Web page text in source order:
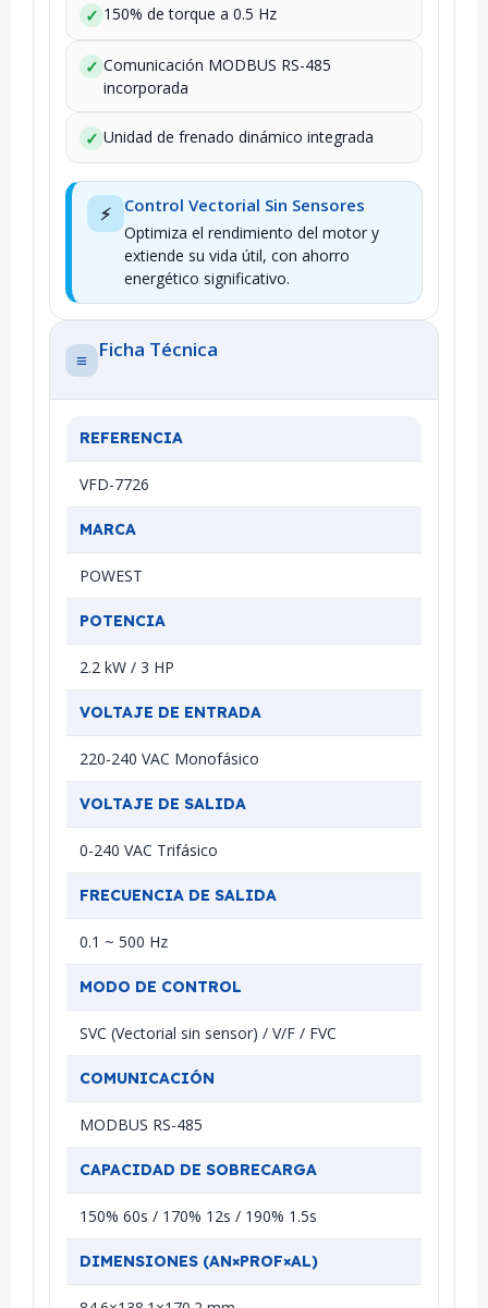
✓ 150% de torque a 0.5 Hz
✓ Comunicación MODBUS RS-485
incorporada
✓ Unidad de frenado dinámico integrada
⚡ Control Vectorial Sin Sensores
Optimiza el rendimiento del motor y
extiende su vida útil, con ahorro
energético significativo.
≡ Ficha Técnica
REFERENCIA
VFD-7726
MARCA
POWEST
POTENCIA
2.2 kW / 3 HP
VOLTAJE DE ENTRADA
220-240 VAC Monofásico
VOLTAJE DE SALIDA
0-240 VAC Trifásico
FRECUENCIA DE SALIDA
0.1 ~ 500 Hz
MODO DE CONTROL
SVC (Vectorial sin sensor) / V/F / FVC
COMUNICACIÓN
MODBUS RS-485
CAPACIDAD DE SOBRECARGA
150% 60s / 170% 12s / 190% 1.5s
DIMENSIONES (AN×PROF×AL)